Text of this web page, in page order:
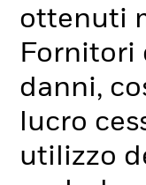
ottenuti
Fornitori
danni,
lucro
utilizzo